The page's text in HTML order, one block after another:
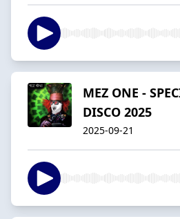
MEZ ONE -
DISCO 2025
2025-09-21